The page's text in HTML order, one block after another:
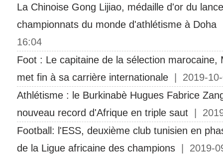
La Chinoise Gong Lijiao, médaille d'or du
championnats du monde d'athlétisme à Doha
16:04
Foot : Le capitaine de la sélection marocaine,
met fin à sa carrière internationale | 2019-
Athlétisme : le Burkinabè Hugues Fabrice
nouveau record d'Afrique en triple saut |
Football: l'ESS, deuxième club tunisien en
de la Ligue africaine des champions | 2019-